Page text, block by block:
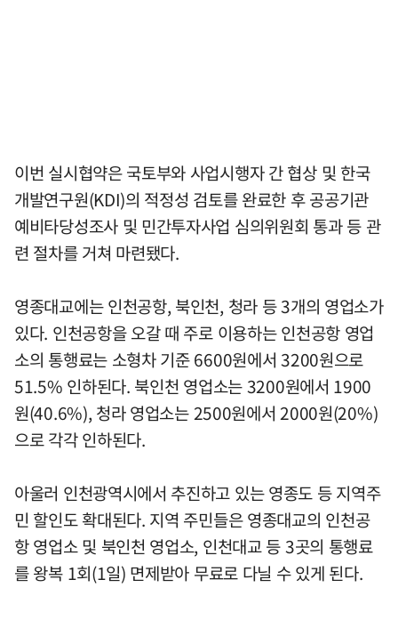
이번 실시협약은 국토부와 사업시행자 간 협상 및 한국
개발연구원(KDI)의 적정성 검토를 완료한 후 공공기관
예비타당성조사 및 민간투자사업 심의위원회 통과 등 관
련 절차를 거쳐 마련됐다.
영종대교에는 인천공항, 북인천, 청라 등 3개의 영업소가
있다. 인천공항을 오갈 때 주로 이용하는 인천공항 영업
소의 통행료는 소형차 기준 6600원에서 3200원으로
51.5% 인하된다. 북인천 영업소는 3200원에서 1900
원(40.6%), 청라 영업소는 2500원에서 2000원(20%)
으로 각각 인하된다.
아울러 인천광역시에서 추진하고 있는 영종도 등 지역주
민 할인도 확대된다. 지역 주민들은 영종대교의 인천공
항 영업소 및 북인천 영업소, 인천대교 등 3곳의 통행료
를 왕복 1회(1일) 면제받아 무료로 다닐 수 있게 된다.